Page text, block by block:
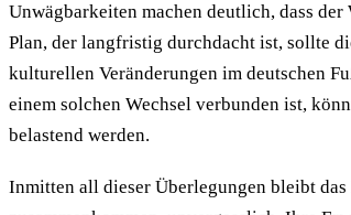
Unwägbarkeiten machen deutlich, dass
Plan, der langfristig durchdacht ist, sollte
kulturellen Veränderungen im deutschen
einem solchen Wechsel verbunden ist,
belastend werden.
Inmitten all dieser Überlegungen bleibt